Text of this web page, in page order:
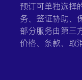
预订可单独选择
务、签证协助、
部分服务由第三
价格、条款、取